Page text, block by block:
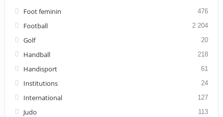
Foot feminin 476
Football 2 204
Golf 20
Handball 218
Handisport 61
Institutions 24
International 127
Judo 113